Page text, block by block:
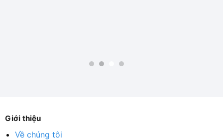
Giới thiệu
Về chúng tôi